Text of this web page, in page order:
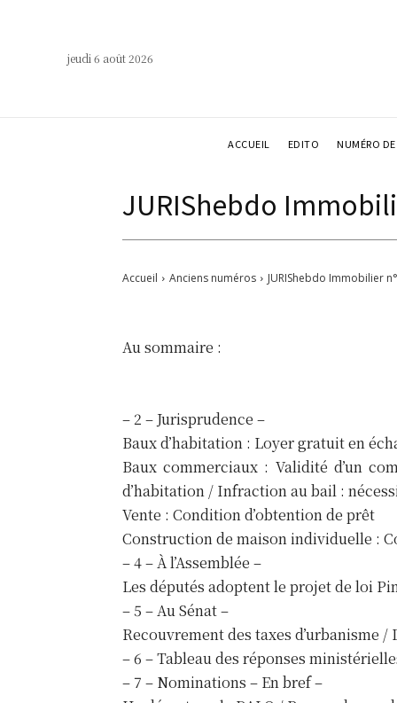
jeudi 6 août 2026
ACCUEIL EDITO NUMÉRO
JURIShebdo
Accueil Anciens numéros JURIShebdo Immobilier
Au sommaire :
– 2 – Jurisprudence –
Baux d’habitation : Loyer gratuit en
Baux commerciaux : Validité d’un
d’habitation / Infraction au bail :
Vente : Condition d’obtention de prêt
Construction de maison individuelle :
– 4 – À l’Assemblée –
Les députés adoptent le projet de loi
– 5 – Au Sénat –
Recouvrement des taxes d’urbanisme
– 6 – Tableau des réponses
– 7 – Nominations – En bref –